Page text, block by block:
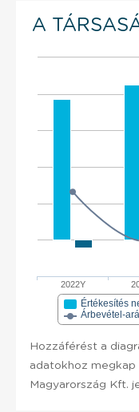
A
2022Y
Értékesítés
Árbevétel-
Hozzáférést a
adatokhoz
Magyarország Kft.